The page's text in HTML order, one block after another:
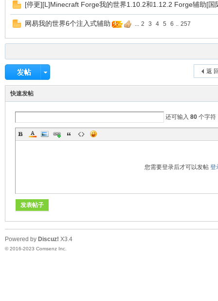
论
[停更][L]Minecraft Forge我的世界1.10.2和1.12.2 Forge辅助[国
网易我的世界6个注入式辅助 ... 2 3 4 5 6 .. 257
返
快速发帖
还可输入 80 个字符
您需要登录后才可以发帖 登
发表帖子
Powered by Discuz! X3.4
© 2016-2023 Comsenz Inc.